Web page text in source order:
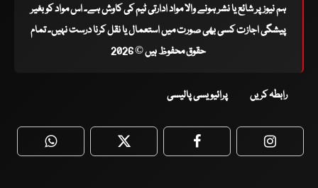
ہم نیوز پر شائع یا نشر ہونے والا مواد ادارتی ٹیم کی کاوش ہے۔ اس مواد کو بغیر
پیشگی اجازت کسی بھی صورت میں استعمال یا نقل کرنا درست نہیں۔ تمام
حقوق محفوظ ہیں © 2026
رابطہ کریں پرائیویسی پالیسی
WhatsApp Twitter Facebook